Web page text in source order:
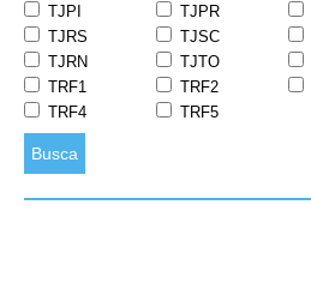
TJPI
TJPR
TJRS
TJSC
TJRN
TJTO
TRF1
TRF2
TRF4
TRF5
Busca